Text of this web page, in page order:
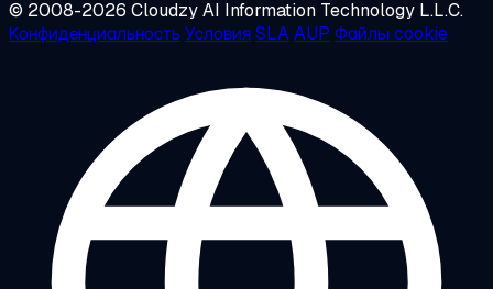
© 2008-2026 Cloudzy AI Information Technology L.L.C.
КонфиденциальностьУсловияSLAAUP Файлы cookie